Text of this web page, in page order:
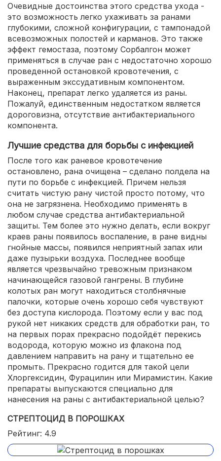
Очевидные достоинства этого средства ухода -
это возможность легко ухаживать за ранами
глубокими, сложной конфигурации, с тампонадой
всевозможных полостей и карманов. Это также
эффект гемостаза, поэтому Сорбалгон может
применяться в случае ран с недостаточно хорошо
проведенной остановкой кровотечения, с
выраженным экссудативным компонентом.
Наконец, препарат легко удаляется из раны.
Пожалуй, единственным недостатком является
дороговизна, отсутствие антибактериального
компонента.
Лучшие средства для борьбы с инфекцией
После того как раневое кровотечение
остановлено, рана очищена – сделано полдела на
пути по борьбе с инфекцией. Причем нельзя
считать чистую рану чистой просто потому, что
она не загрязнена. Необходимо применять в
любом случае средства антибактериальной
защиты. Тем более это нужно делать, если вокруг
краев раны появилось воспаление, в ране видны
гнойные массы, появился неприятный запах или
даже пузырьки воздуха. Последнее вообще
является чрезвычайно тревожным признаком
начинающейся газовой гангрены. В глубине
колотых ран могут находиться столбнячные
палочки, которые очень хорошо себя чувствуют
без доступа кислорода. Поэтому если у вас под
рукой нет никаких средств для обработки ран, то
на первых порах прекрасно подойдёт перекись
водорода, которую можно из флакона под
давлением направить на рану и тщательно ее
промыть. Прекрасно годится для такой цели
Хлоргексидин, Фурацилин или Мирамистин. Какие
препараты выпускаются специально для
нанесения на раны с антибактериальной целью?
СТРЕПТОЦИД В ПОРОШКАХ
Рейтинг: 4.9